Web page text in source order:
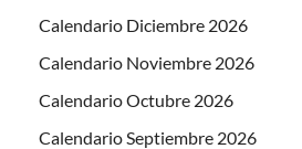
Calendario Diciembre 2026
Calendario Noviembre 2026
Calendario Octubre 2026
Calendario Septiembre 2026